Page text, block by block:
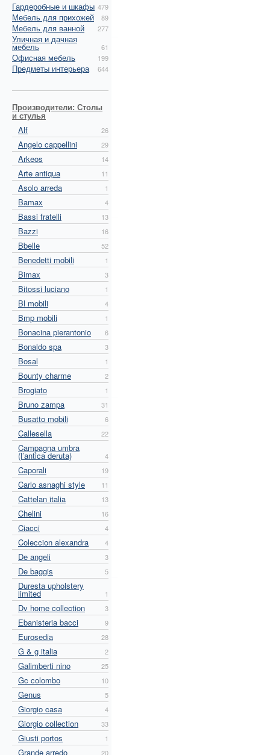
Гардеробные и шкафы 479
Мебель для прихожей 89
Мебель для ванной 277
Уличная и дачная
мебель 61
Офисная мебель 199
Предметы интерьера 644
Производители: Столы
и стулья
Alf
26
Angelo cappellini 29
Arkeos 14
Arte antiqua 11
Asolo arreda 1
Bamax 4
Bassi fratelli 13
Bazzi 16
Bbelle 52
Benedetti mobili 1
Bimax 3
Bitossi luciano 1
Bl mobili 4
Bmp mobili 1
Bonacina pierantonio 6
Bonaldo spa 3
Bosal 1
Bounty charme 2
Brogiato 1
Bruno zampa 31
Busatto mobili 6
Callesella 22
Campagna umbra
(l’antica deruta) 4
Caporali 19
Carlo asnaghi style 11
Cattelan italia 13
Chelini 16
Ciacci 4
Coleccion alexandra 4
De angeli 3
De baggis 5
Duresta upholstery
limited 1
Dv home collection 3
Ebanisteria bacci 9
Eurosedia 28
G & g italia 2
Galimberti nino 25
Gc colombo 10
Genus 5
Giorgio casa 4
Giorgio collection 33
Giusti portos 1
Grande arredo 20